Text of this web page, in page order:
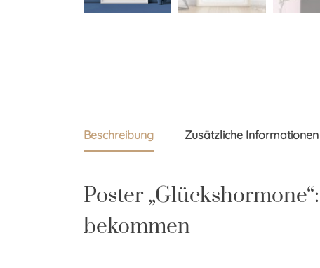
Beschreibung Zusätzliche Informationen
Poster
bekommen